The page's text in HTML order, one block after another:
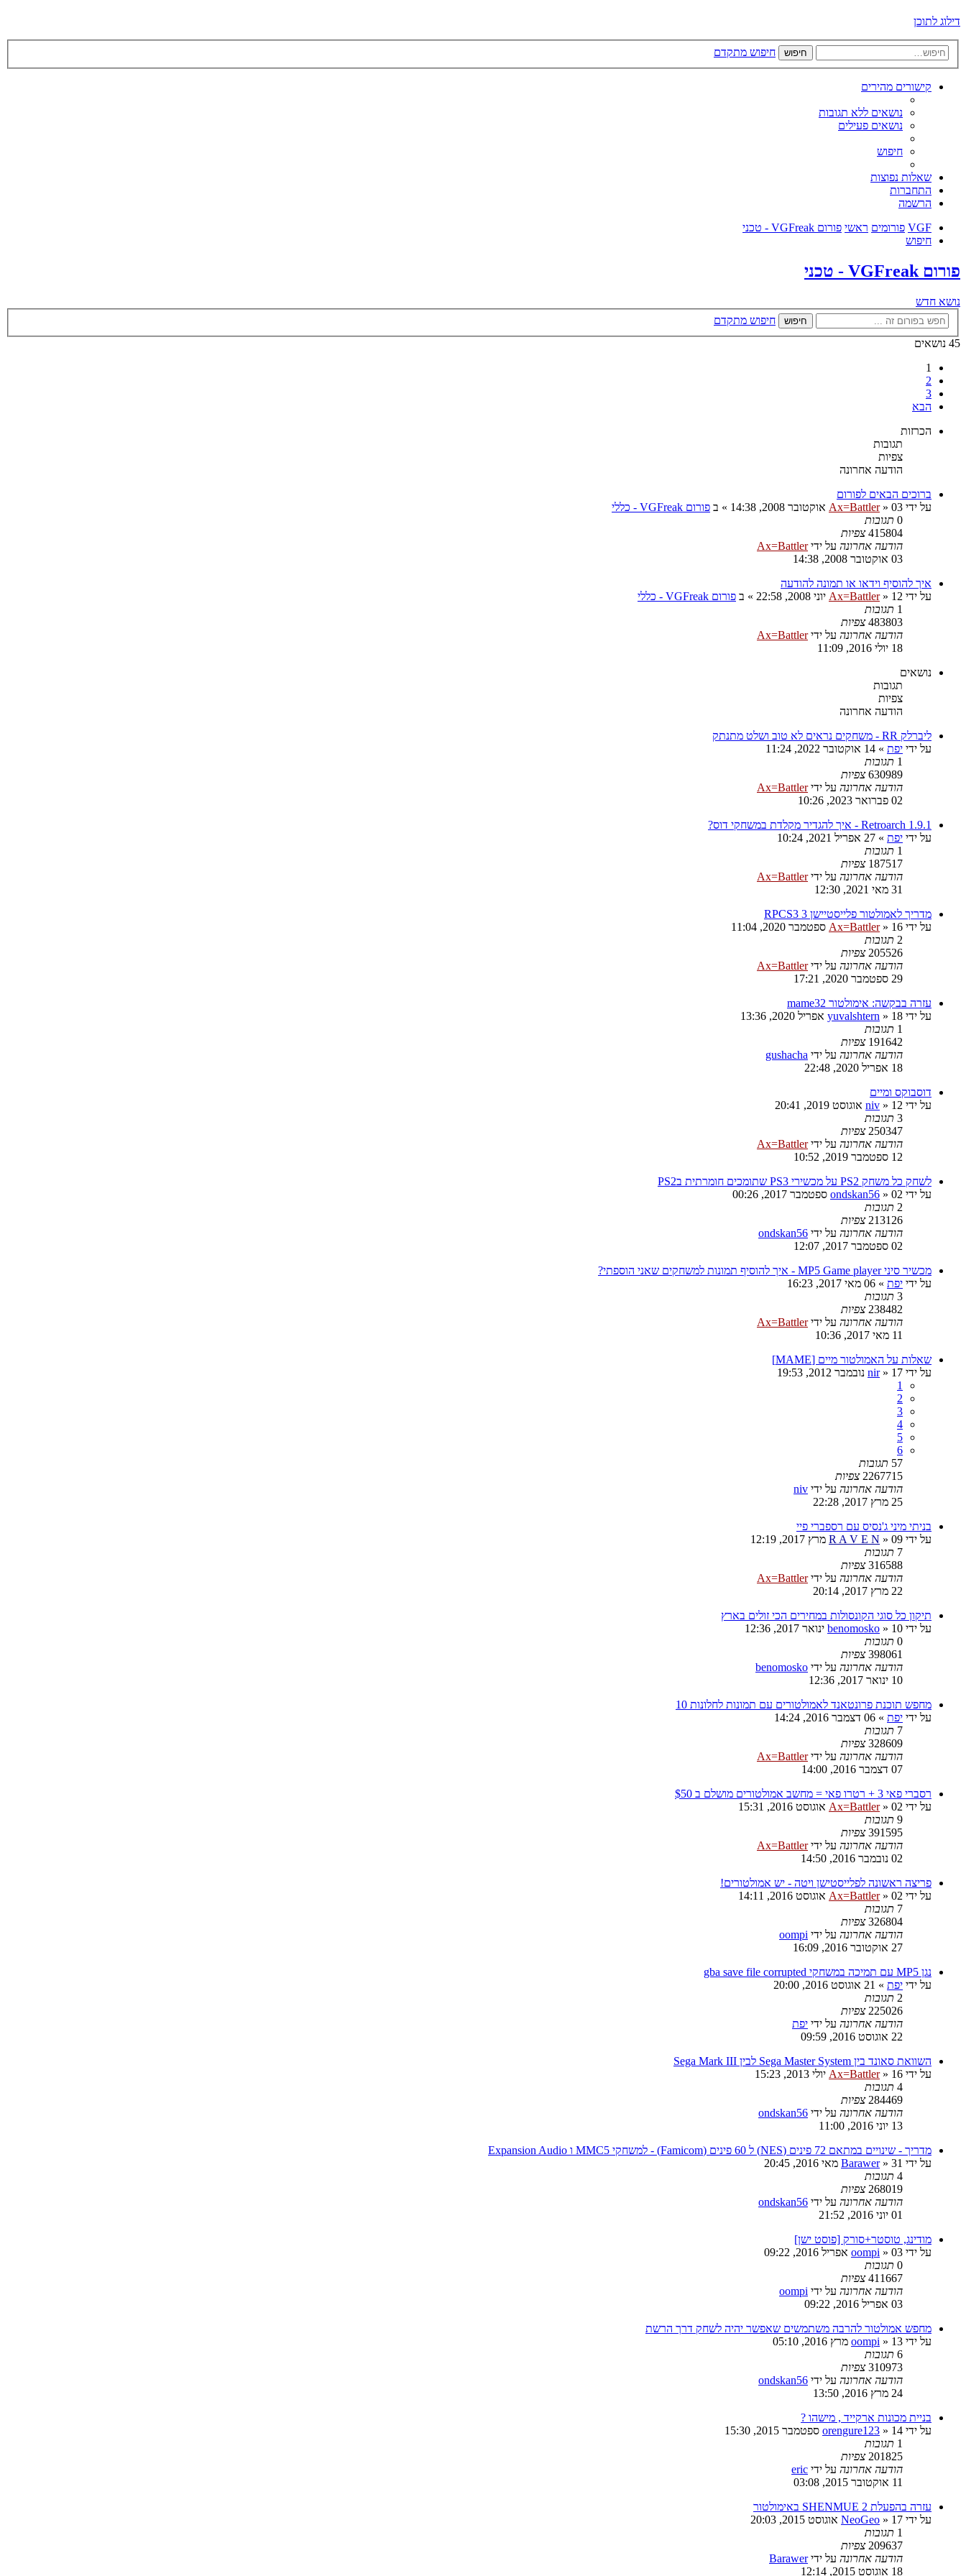
דילוג לתוכן
חיפוש חיפוש מתקדם
קישורים מהירים
נושאים ללא תגובות
נושאים פעילים
חיפוש
שאלות נפוצות
התחברות
הרשמה
VGF פורומים ראשי פורום VGFreak - טכני
חיפוש
פורום VGFreak - טכני
נושא חדש
חיפוש
חיפוש מתקדם
45 נושאים
1
2
3
הבא
הכרזות
תגובות
צפיות
הודעה אחרונה
ברוכים הבאים לפורום
על ידי
Ax=Battler» 03 אוקטובר 2008, 14:38 » ב פורום VGFreak - כללי
0 תגובות
415804 צפיות
הודעה אחרונה על ידיAx=Battler
03 אוקטובר 2008, 14:38
איך להוסיף וידאו או תמונה להודעה
על ידי
Ax=Battler» 12 יוני 2008, 22:58 » ב פורום VGFreak - כללי
1 תגובות
483803 צפיות
הודעה אחרונה על ידיAx=Battler
18 יולי 2016, 11:09
נושאים
תגובות
צפיות
הודעה אחרונה
ליברלק RR - משחקים נראים לא טוב ושלט מתנתק
על ידי יפת » 14 אוקטובר 2022, 11:24
1 תגובות
630989 צפיות
הודעה אחרונה על ידיAx=Battler
02 פברואר 2023, 10:26
Retroarch 1.9.1 - איך להגדיר מקלדת במשחקי דוס?
על ידי יפת » 27 אפריל 2021, 10:24
1 תגובות
187517 צפיות
הודעה אחרונה על ידיAx=Battler
31 מאי 2021, 12:30
מדריך לאמולטור פלייסטיישן 3 RPCS3
על ידי
Ax=Battler» 16 ספטמבר 2020, 11:04
2 תגובות
205526 צפיות
הודעה אחרונה על ידיAx=Battler
29 ספטמבר 2020, 17:21
עזרה בבקשה: אימולטור mame32
על ידי
yuvalshtern » 18 אפריל 2020, 13:36
1 תגובות
191642 צפיות
הודעה אחרונה על ידי gushacha
18 אפריל 2020, 22:48
דוסבוקס ומיים
על ידי
niv » 12 אוגוסט 2019, 20:41
3 תגובות
250347 צפיות
הודעה אחרונה על ידיAx=Battler
12 ספטמבר 2019, 10:52
לשחק כל משחק PS2 על מכשירי PS3 שתומכים חומרתית בPS2
על ידי
ondskan56 » 02 ספטמבר 2017, 00:26
2 תגובות
213126 צפיות
הודעה אחרונה על ידי ondskan56
02 ספטמבר 2017, 12:07
מכשיר סיני MP5 Game player - איך להוסיף תמונות למשחקים שאני הוספתי?
על ידי יפת » 06 מאי 2017, 16:23
3 תגובות
238482 צפיות
הודעה אחרונה על ידיAx=Battler
11 מאי 2017, 10:36
שאלות על האמולטור מיים [MAME]
על ידי
nir» 17 נובמבר 2012, 19:53
1
2
3
4
5
6
57 תגובות
2267715 צפיות
הודעה אחרונה על ידי niv
25 מרץ 2017, 22:28
בניתי מיני ג'נסיס עם רספברי פיי
על ידי
R A V E N » 09 מרץ 2017, 12:19
7 תגובות
316588 צפיות
הודעה אחרונה על ידיAx=Battler
22 מרץ 2017, 20:14
תיקון כל סוגי הקונסולות במחירים הכי זולים בארץ
על ידי
benomosko » 10 ינואר 2017, 12:36
0 תגובות
398061 צפיות
הודעה אחרונה על ידי benomosko
10 ינואר 2017, 12:36
מחפש תוכנת פרונטאנד לאמולטורים עם תמונות לחלונות 10
על ידי יפת » 06 דצמבר 2016, 14:24
7 תגובות
328609 צפיות
הודעה אחרונה על ידיAx=Battler
07 דצמבר 2016, 14:00
רסברי פאי 3 + רטרו פאי = מחשב אמולטורים מושלם ב $50
על ידי
Ax=Battler» 02 אוגוסט 2016, 15:31
9 תגובות
391595 צפיות
הודעה אחרונה על ידיAx=Battler
02 נובמבר 2016, 14:50
פריצה ראשונה לפלייסטישן ויטה - יש אמולטורים!
על ידי
Ax=Battler» 02 אוגוסט 2016, 14:11
7 תגובות
326804 צפיות
הודעה אחרונה על ידי oompi
27 אוקטובר 2016, 16:09
נגן MP5 עם תמיכה במשחקי gba save file corrupted
על ידי יפת » 21 אוגוסט 2016, 20:00
2 תגובות
225026 צפיות
הודעה אחרונה על ידי יפת
22 אוגוסט 2016, 09:59
השוואת סאונד בין Sega Master System לבין Sega Mark III
על ידי
Ax=Battler» 16 יולי 2013, 15:23
4 תגובות
284469 צפיות
הודעה אחרונה על ידי ondskan56
13 יוני 2016, 11:00
מדריך - שינויים במתאם 72 פינים (NES) ל 60 פינים (Famicom) - למשחקי MMC5 ו Expansion Audio
על ידי
Barawer» 31 מאי 2016, 20:45
4 תגובות
268019 צפיות
הודעה אחרונה על ידי ondskan56
01 יוני 2016, 21:52
מודינג, טוסטר+סורק [פוסט ישן]
על ידי
oompi » 03 אפריל 2016, 09:22
0 תגובות
411667 צפיות
הודעה אחרונה על ידי oompi
03 אפריל 2016, 09:22
מחפש אמולטור להרבה משתמשים שאפשר יהיה לשחק דרך הרשת
על ידי
oompi » 13 מרץ 2016, 05:10
6 תגובות
310973 צפיות
הודעה אחרונה על ידי ondskan56
24 מרץ 2016, 13:50
בניית מכונות ארקייד , מישהו ?
על ידי
orengure123 » 14 ספטמבר 2015, 15:30
1 תגובות
201825 צפיות
הודעה אחרונה על ידי eric
11 אוקטובר 2015, 03:08
עזרה בהפעלת SHENMUE 2 באימולטור
על ידי
NeoGeo » 17 אוגוסט 2015, 20:03
1 תגובות
209637 צפיות
הודעה אחרונה על ידיBarawer
18 אוגוסט 2015, 12:14